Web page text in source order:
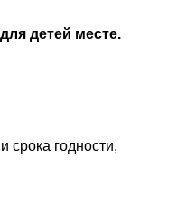
детей месте.
срока годности,